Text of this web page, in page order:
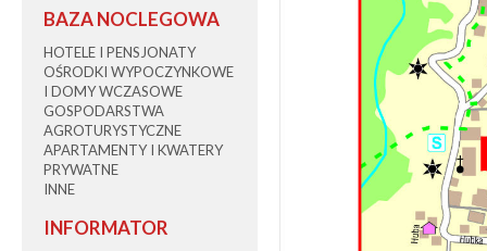
BAZA NOCLEGOWA
HOTELE I PENSJONATY
OŚRODKI WYPOCZYNKOWE
I DOMY WCZASOWE
GOSPODARSTWA
AGROTURYSTYCZNE
APARTAMENTY I KWATERY
PRYWATNE
INNE
INFORMATOR